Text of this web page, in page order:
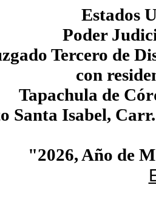
Estados
Poder
Tercero de
con
Tapachula de
Santa Isabel,
"2026, Año de